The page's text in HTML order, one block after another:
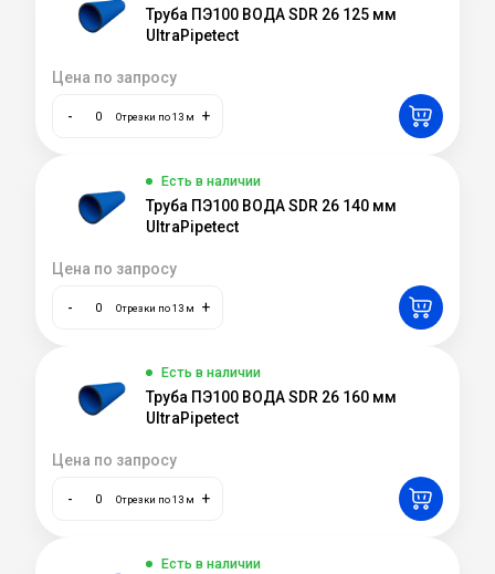
Труба ПЭ100 ВОДА SDR 26 125 мм
UltraPipetect
Цена по запросу
- Отрезки по 13 м +
Есть в наличии
Труба ПЭ100 ВОДА SDR 26 140 мм
UltraPipetect
Цена по запросу
- Отрезки по 13 м +
Есть в наличии
Труба ПЭ100 ВОДА SDR 26 160 мм
UltraPipetect
Цена по запросу
- Отрезки по 13 м +
Есть в наличии